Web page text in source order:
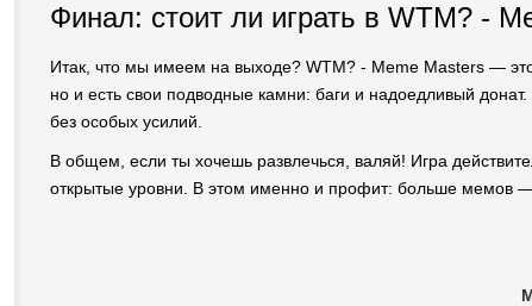
Финал: стоит ли играть в WTM? -
Итак, что мы имеем на выходе? WTM? - Meme Masters —
но и есть свои подводные камни: баги и надоедливый
без особых усилий.
В общем, если ты хочешь развлечься, валяй! Игра
открытые уровни. В этом именно и профит: больше мемов